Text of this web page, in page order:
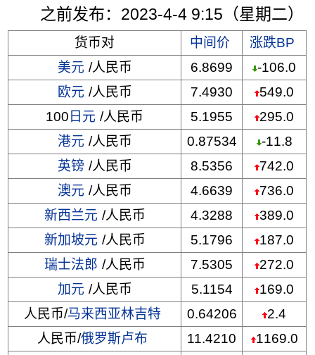
之前发布：2023-4-4 9:15（星期二）
货币对 中间价
涨跌BP
美元 /人民币 6.8699
-106.0
欧元 /人民币 7.4930
549.0
100 日元 /人民币 5.1955
295.0
港元 /人民币 0.87534
-11.8
英镑 /人民币 8.5356
742.0
澳元 /人民币 4.6639
736.0
新西兰元 /人民币 4.3288
389.0
新加坡元 /人民币 5.1796
187.0
瑞士法郎 /人民币 7.5305
272.0
加元 /人民币 5.1154
169.0
人民币/马来西亚林吉特 0.64206
2.4
人民币/俄罗斯卢布 11.4210
1169.0